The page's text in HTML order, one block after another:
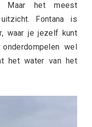
Maar het meest
Fontana is
waar je jezelf kunt
wel
het water van het